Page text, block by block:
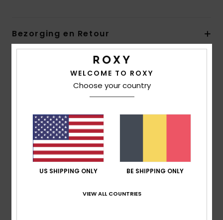
Bezorging en Retour
Reviews van klanten
5.0
gebaseerd op1 geverifieerde beoordelingensinds
WELCOME TO ROXY
Choose your country
US SHIPPING ONLY BE SHIPPING ONLY
VIEW ALL COUNTRIES